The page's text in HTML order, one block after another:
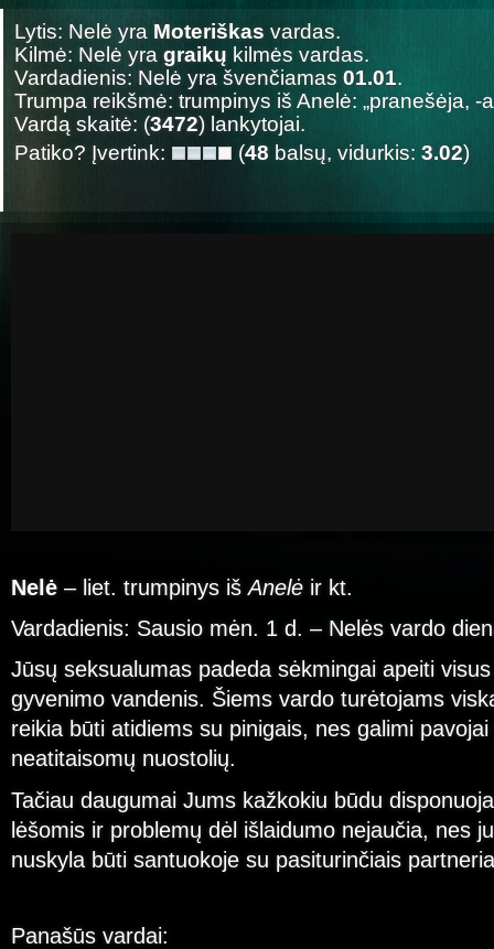
Lytis: Nelė yra Moteriškas vardas.
Kilmė: Nelė yra graikų kilmės vardas.
Vardadienis: Nelė yra švenčiamas 01.01.
Trumpa reikšmė: trumpinys iš Anelė: „pranešėja, -
Vardą skaitė: (3472) lankytojai.
Patiko? Įvertink:
(48 balsų, vidurkis: 3.02)
Nelė – liet. trumpinys išAnelė ir kt.
Vardadienis: Sausio mėn. 1 d. – Nelės vardo
Jūsų seksualumas padeda sėkmingai apeiti
gyvenimo vandenis. Šiems vardo turėtojams
reikia būti atidiems su pinigais, nes galimi
neatitaisomų nuostolių.
Tačiau daugumai Jums kažkokiu būdu
lėšomis ir problemų dėl išlaidumo nejaučia, nes
nuskyla būti santuokoje su pasiturinčiais
Panašūs vardai: